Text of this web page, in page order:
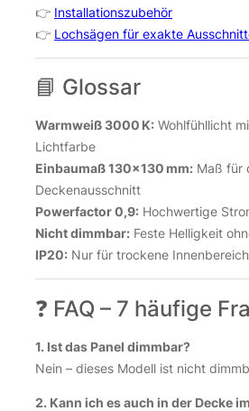
👉 Installationszubehör
👉 Lochsägen für exakte
📘 Glossar
Warmweiß 3000 K: Wohlfühllicht
Lichtfarbe
Einbaumaß 130×130 mm: Maß für
Deckenausschnitt
Powerfactor 0,9: Hochwertige
Nicht dimmbar: Feste Helligkeit
IP20: Nur für trockene
❓ FAQ – 7 häufige
1. Ist das Panel dimmbar?
Nein – dieses Modell ist nicht
2. Kann ich es auch in der Decke